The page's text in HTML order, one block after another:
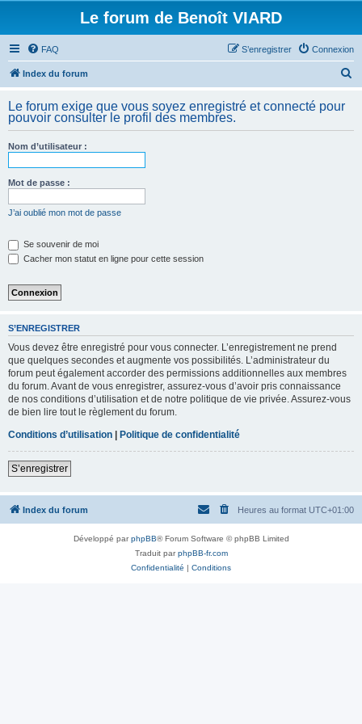
Le forum de Benoît VIARD
FAQ Connexion
S’enregistrer
Index du forum
h
Le forum exige que vous soyez enregistré et connecté pour
pouvoir consulter le profil des membres.
Nom d’utilisateur :
Mot de passe :
J’ai oublié mon mot de passe
Se souvenir de moi
Cacher mon statut en ligne pour cette session
S’ENREGISTRER
Vous devez être enregistré pour vous connecter. L’enregistrement ne prend
que quelques secondes et augmente vos possibilités. L’administrateur du
forum peut également accorder des permissions additionnelles aux membres
du forum. Avant de vous enregistrer, assurez-vous d’avoir pris connaissance
de nos conditions d’utilisation et de notre politique de vie privée. Assurez-vous
de bien lire tout le règlement du forum.
Conditions d’utilisation | Politique de confidentialité
S’enregistrer
Index du forum Heures au format UTC+01:00
Développé parphpBB® Forum Software © phpBB Limited
Traduit parphpBB-fr.com
Confidentialité | Conditions